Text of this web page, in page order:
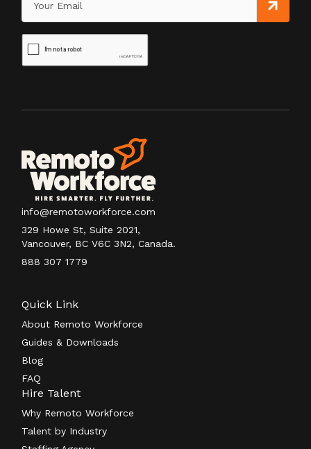
info@remotoworkforce.com
329 Howe St, Suite 2021,
Vancouver, BC V6C 3N2, Canada.
888 307 1779
Quick Link
About Remoto Workforce
Guides & Downloads
Blog
FAQ
Hire Talent
Why Remoto Workforce
Talent by Industry